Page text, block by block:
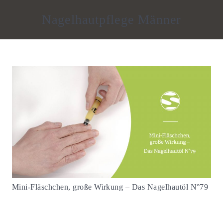
Nagelhautpflege Männer
Mini-Fläschchen, große Wirkung – Das Nagelhautöl N°79